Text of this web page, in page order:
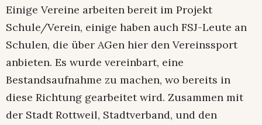
Einige Vereine arbeiten bereit im Projekt
Schule/Verein, einige haben auch FSJ-Leute an
Schulen, die über AGen hier den Vereinssport
anbieten. Es wurde vereinbart, eine
Bestandsaufnahme zu machen, wo bereits in
diese Richtung gearbeitet wird. Zusammen mit
der Stadt Rottweil, Stadtverband, und den